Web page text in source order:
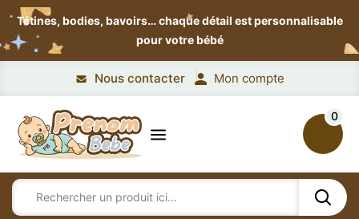
Tétines, bodies, bavoirs…chaque détail est personnalisable
pour votre bébé
Nous contacter Mon compte
0